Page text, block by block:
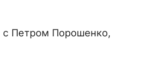
с Петром Порошенко,